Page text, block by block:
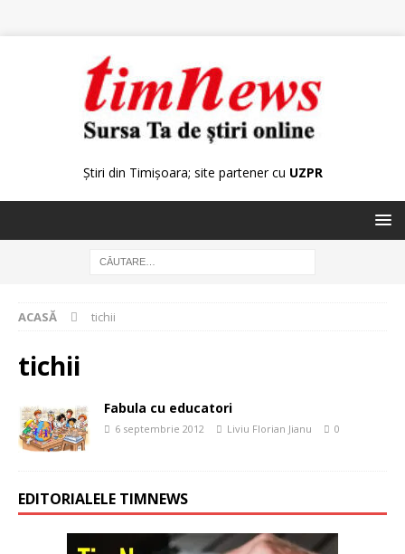
Știri din Timișoara; site partener cu UZPR
ACASĂ tichii
tichii
Fabula cu educatori
6 septembrie 2012 Liviu Florian Jianu 0
EDITORIALELE TIMNEWS